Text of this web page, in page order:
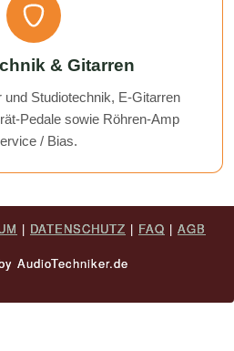
& Gitarren
und Studiotechnik, E-Gitarren
Pedale sowie Röhren-Amp
/ Bias.
| DATENSCHUTZ | FAQ | AGB
by AudioTechniker.de